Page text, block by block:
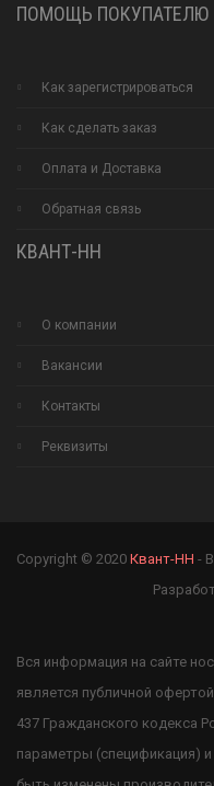
ПОМОЩЬ ПОКУПАТЕЛЮ
Как зарегистрироваться
Как сделать заказ
Оплата и Доставка
Обратная связь
КВАНТ-НН
О компании
Вакансии
Контакты
Реквизиты
Copyright © 2020 Квант-НН -
Вся информация на сайте
является публичной
437 Гражданского кодекса
параметры (спецификация)